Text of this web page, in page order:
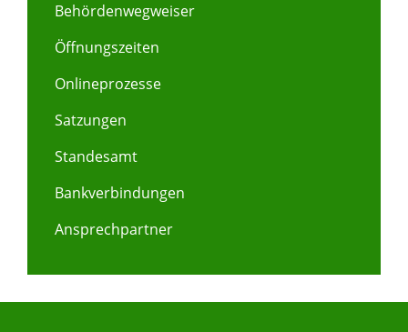
Behördenwegweiser
Öffnungszeiten
Onlineprozesse
Satzungen
Standesamt
Bankverbindungen
Ansprechpartner